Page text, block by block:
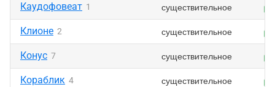
Каудофовеат 1 существительное
Клионе 2 существительное
Конус 7 существительное
Кораблик 4 существительное